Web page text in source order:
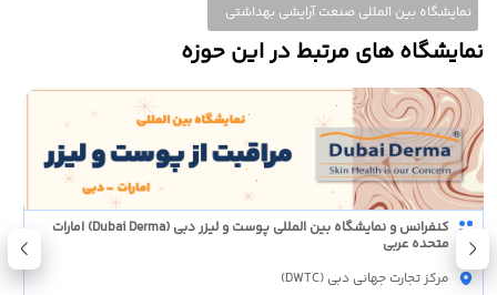
نمایشگاه بین المللی صنعت آرایشی بهداشتی
نمایشگاه های مرتبط در این حوزه
کنفرانس و نمایشگاه بین المللی پوست و لیزر دبی (Dubai Derma) امارات
متحده عربی
مرکز تجارت جهانی دبی (DWTC)